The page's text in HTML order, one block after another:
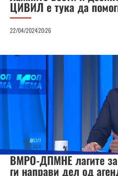
ЦИВИЛ е тука да
22/04/202420:26
ВМРО-ДПМНЕ лагите за
ги направи дел од